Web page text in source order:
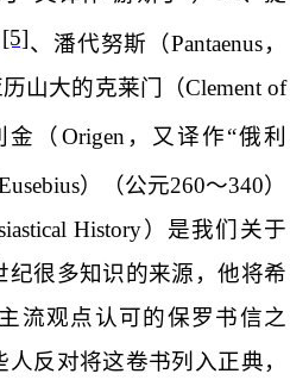
[5]、 潘代努斯（Pantaenus，
历山大的克莱门（Clement of
金（ Origen ，又译作“俄利
） （公元260～340）
History） 是我们关于
纪很多知识的来源，他将希
流观点认可的保罗书信之
反对将这卷书列入正典，